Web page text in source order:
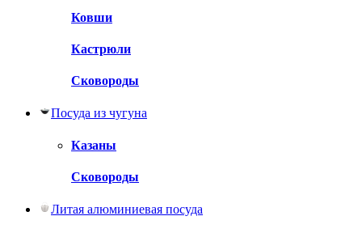
Ковши
Кастрюли
Сковороды
Посуда из чугуна
Казаны
Сковороды
Литая алюминиевая посуда